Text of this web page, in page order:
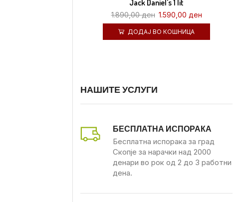
Jack Daniel’s 1 lit
1.890,00ден 1.590,00 ден
ДОДАЈ ВО КОШНИЦА
НАШИТЕ УСЛУГИ
БЕСПЛАТНА ИСПОРАКА
Бесплатна испорака за град
Скопје за нарачки над 2000
денари во рок од 2 до 3 работни
дена.